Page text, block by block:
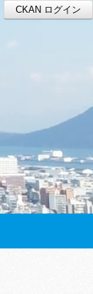
CKAN ログイン